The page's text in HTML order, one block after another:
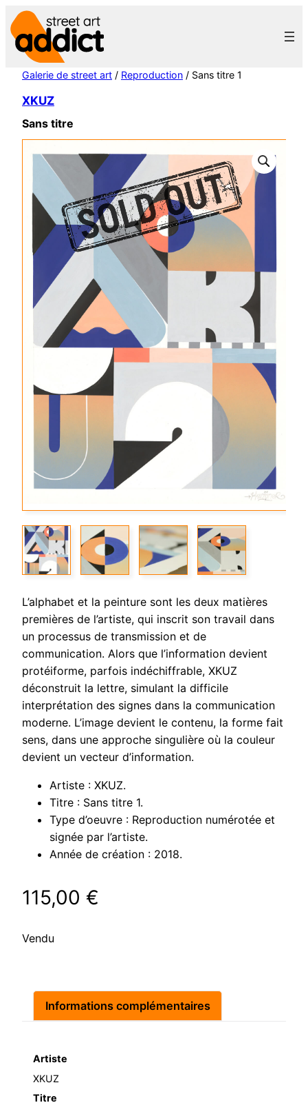
Aller
au
contenu
Galerie de street art / Reproduction / Sans titre 1
XKUZ
Sans titre
L’alphabet et la peinture sont les deux matières
premières de l’artiste, qui inscrit son travail dans
un processus de transmission et de
communication. Alors que l’information devient
protéiforme, parfois indéchiffrable, XKUZ
déconstruit la lettre, simulant la difficile
interprétation des signes dans la communication
moderne. L’image devient le contenu, la forme fait
sens, dans une approche singulière où la couleur
devient un vecteur d’information.
Artiste : XKUZ.
Titre : Sans titre 1.
Type d’oeuvre : Reproduction numérotée et
signée par l’artiste.
Année de création : 2018.
115,00 €
Vendu
Informations complémentaires
Artiste
XKUZ
Titre